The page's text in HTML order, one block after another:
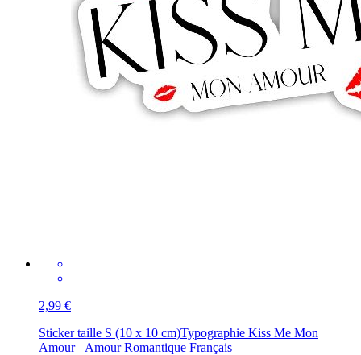
2,99 €
Sticker taille S (10 x 10 cm)Typographie Kiss Me Mon
Amour –Amour Romantique Français